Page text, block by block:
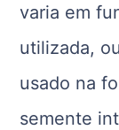
varia em
utilizada,
usado na
semente